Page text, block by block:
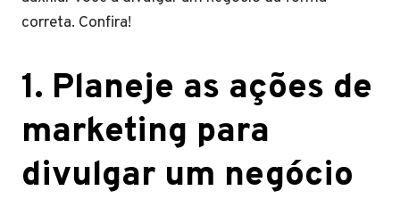
correta. Confira!
1. Planeje as ações de
marketing para
divulgar um negócio